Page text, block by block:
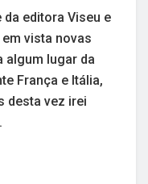
editora Viseu e
vista novas
algum lugar da
França e Itália,
desta vez irei